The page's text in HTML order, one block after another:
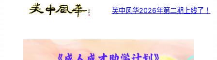
芙中风华2026年第二期上线了！